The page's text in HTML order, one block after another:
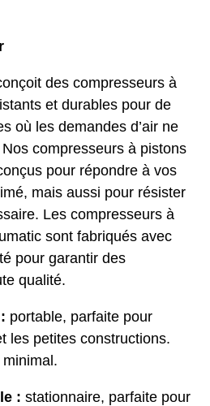
des compresseurs à
et durables pour de
où les demandes d’air ne
compresseurs à pistons
pour répondre à vos
mais aussi pour résister
Les compresseurs à
sont fabriqués avec
pour garantir des
qualité.
portable, parfaite pour
les petites constructions.
: stationnaire, parfaite pour